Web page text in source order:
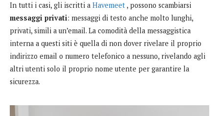
In tutti i casi, gli iscritti a Havemeet , possono scambiarsi
messaggi privati: messaggi di testo anche molto lunghi,
privati, simili a un’email. La comodità della messaggistica
interna a questi siti è quella di non dover rivelare il proprio
indirizzo email o numero telefonico a nessuno, rivelando agli
altri utenti solo il proprio nome utente per garantire la
sicurezza.